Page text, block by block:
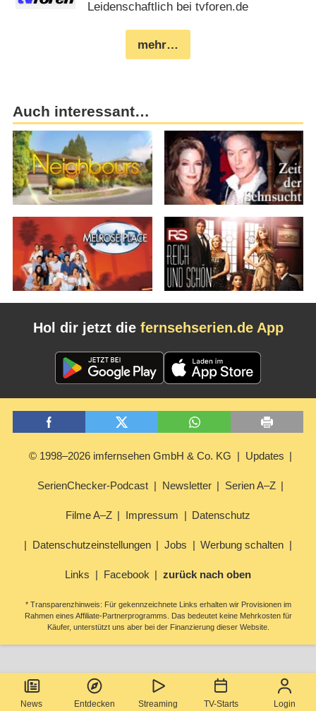
News Entdecken Streaming TV-Starts Login
Leidenschaftlich bei tvforen.de
mehr…
Auch interessant…
Hol dir jetzt die fernsehserien.de App
© 1998–2026 imfernsehen GmbH & Co. KG Updates
SerienChecker-Podcast Newsletter Serien A–Z
Filme A–Z Impressum Datenschutz
Datenschutzeinstellungen Jobs Werbung schalten
Links Facebook zurück nach oben
* Transparenzhinweis: Für gekennzeichnete Links erhalten wir Provisionen im
Rahmen eines Affiliate-Partnerprogramms. Das bedeutet keine Mehrkosten für
Käufer, unterstützt uns aber bei der Finanzierung dieser Website.